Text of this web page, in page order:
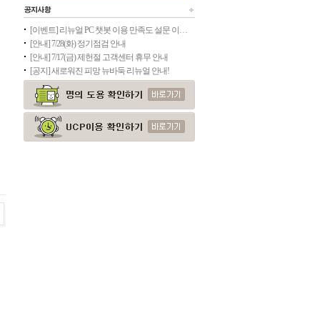
[이벤트] 리뉴얼 PC 챗봇 이용 만족도 설문 이벤트
[안내] 7/28(화) 정기점검 안내
[안내] 7/17(금) 제헌절 고객센터 휴무 안내
[공지] 새로워진 피망 뉴바둑 리뉴얼 안내!